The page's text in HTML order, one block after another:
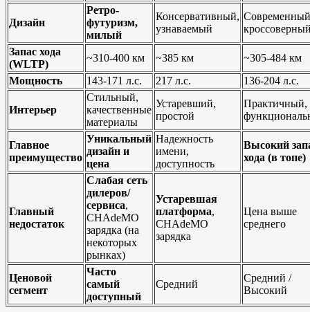
Дизайн
Ретро-
футуризм,
милый
Консервативный,
узнаваемый
Запас хода
(WLTP)
~310-400 км ~385 км
~305-484 км
Мощность
143-171 л.с. 217 л.с. 136-204 л.с.
Интерьер
Стильный,
качественные
материалы
Устаревший,
простой
Практичный,
Главное
преимущество
Уникальный
дизайн и
цена
Надежность
имени,
доступность
Высокий
хода (в топе)
Главный
недостаток
Слабая сеть
дилеров/
сервиса,
CHAdeMO
зарядка (на
некоторых
рынках)
Устаревшая
платформа,
CHAdeMO
зарядка
Цена выше
среднего
Ценовой
сегмент
Часто
самый
доступный
Средний
Средний /
Высокий